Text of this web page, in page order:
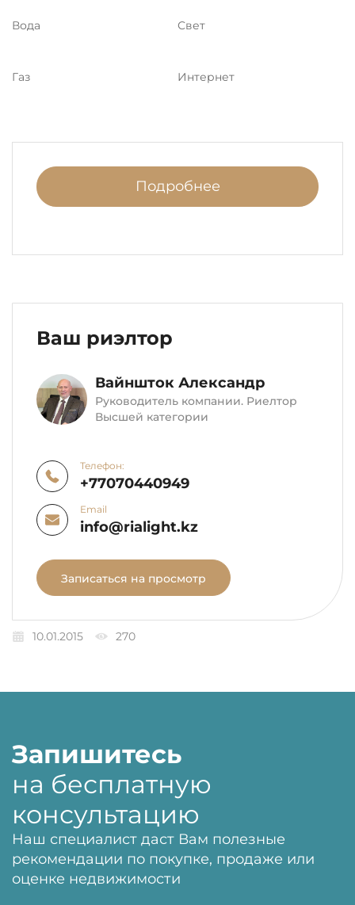
Вода Свет
Газ Интернет
Подробнее
Ваш риэлтор
Вайншток Александр
Руководитель компании. Риелтор
Высшей категории
Телефон:
+77070440949
Email
info@rialight.kz
Записаться на просмотр
10.01.2015 270
Запишитесь
на бесплатную
консультацию
Наш специалист даст Вам полезные
рекомендации по покупке, продаже или
оценке недвижимости